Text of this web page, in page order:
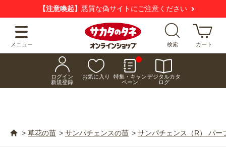
悪質な偽サイトにご注意ください
メニュー 検索 カート
ログイン
新規登録
お気に入り
特集・キャン
ペーン
デジタルカタ
ログ
> 草花の苗 > サンパチェンスの苗 > サンパチェンス（R） パー